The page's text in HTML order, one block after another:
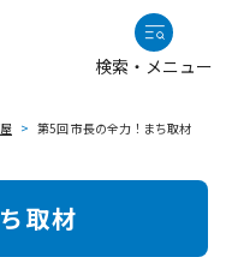
検索・メニュー
> 第5回 市長の全力！まち取材
取材